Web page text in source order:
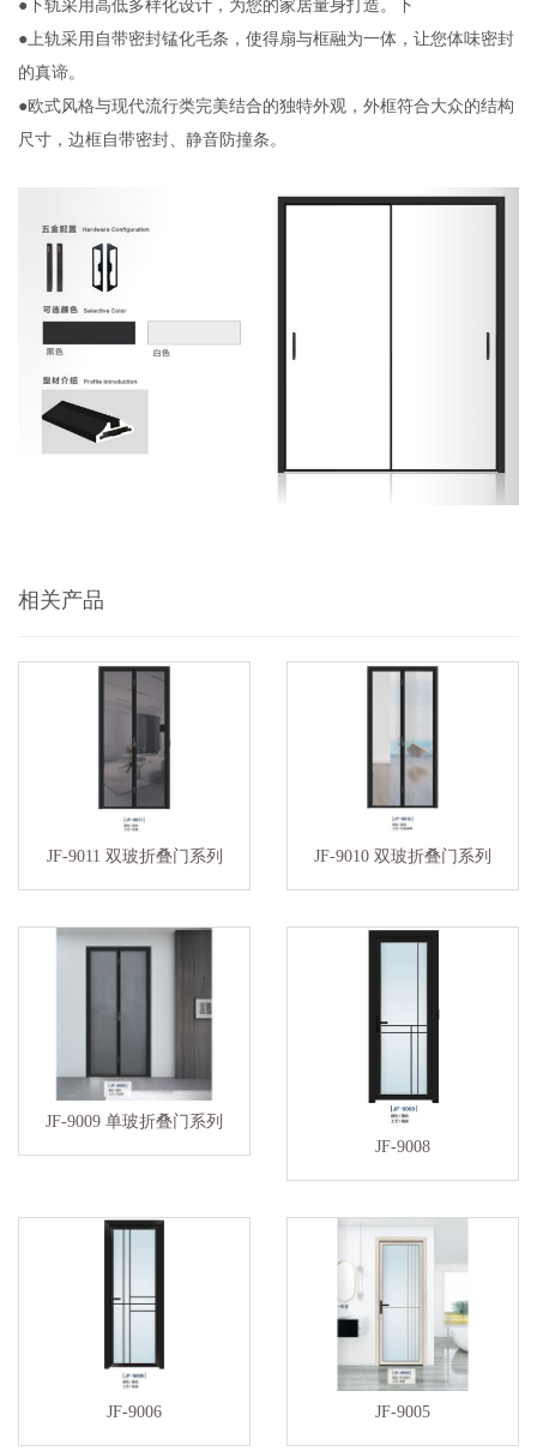
●下轨采用高低多样化设计，为您的家居量身打造。
下
●上轨采用自带密封锰化毛条，使得扇与框融为一体，让您体味密封
的真谛。
●欧式风格与现代流行类完美结合的独特外观，外框符合大众的结构
尺寸，边框自带密封、静音防撞条。
相关产品
JF-9011 双玻折叠门系列 JF-9010 双玻折叠门系列
JF-9009 单玻折叠门系列
JF-9008
JF-9006 JF-9005